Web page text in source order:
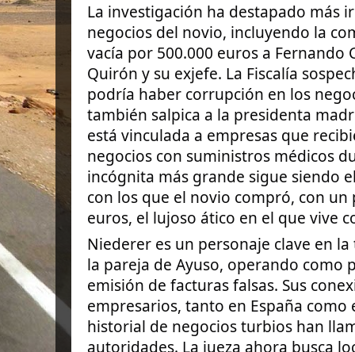
La investigación ha destapado más
negocios del novio, incluyendo la
vacía por 500.000 euros a Fernando
Quirón y su exjefe. La Fiscalía
podría haber corrupción en los
también salpica a la presidenta
está vinculada a empresas que
negocios con suministros médicos
incógnita más grande sigue siendo
con los que el novio compró, con un
euros, el lujoso ático en el que vive
Niederer es un personaje clave en
la pareja de Ayuso, operando como
emisión de facturas falsas. Sus
empresarios, tanto en España como
historial de negocios turbios han
autoridades. La jueza ahora busca